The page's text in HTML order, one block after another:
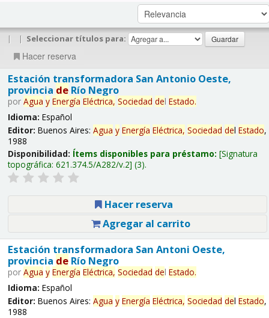
| | Seleccionar títulos para:
Hacer reserva
Estación transformadora San Antonio Oeste,
provincia deRío Negro
por Agua y Energía Eléctrica, Sociedad del Estado.
Idioma: Español
Editor: Buenos Aires: Agua y Energía Eléctrica, Sociedad del Estado,
1988
Disponibilidad: Ítems disponibles para préstamo: Signatura
topográfica: 621.374.5/A282/v.2 (3).
Hacer reserva
Agregar al carrito
Estación transformadora San Antoni Oeste,
provincia deRío Negro
por Agua y Energía Eléctrica, Sociedad del Estado.
Idioma: Español
Editor: Buenos Aires: Agua y Energía Eléctrica, Sociedad del Estado,
1988